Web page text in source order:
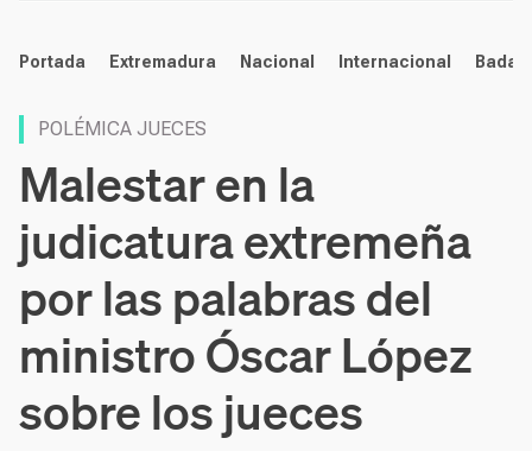
noticias
Portada Extremadura Nacional Internacional
POLÉMICA JUECES
Malestar en la
judicatura extremeña
por las palabras del
ministro Óscar López
sobre los jueces